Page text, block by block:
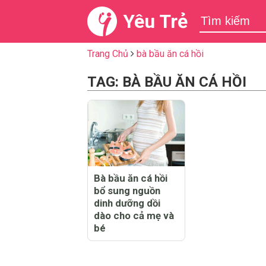
Yêu Trẻ
Trang Chủ bà bầu ăn cá hồi
TAG: BÀ BẦU ĂN CÁ HỒI
Bà bầu ăn cá hồi
bổ sung nguồn
dinh dưỡng dồi
dào cho cả mẹ và
bé